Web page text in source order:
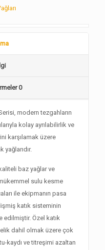
0
modern tezgahların
kolay ayrılabilirlik ve
karşılamak üzere
baz yağlar ve
sulu kesme
ile ekipmanın pasa
katık sisteminin
edilmiştir. Özel katık
dahil olmak üzere çok
kaydı ve titreşimi azaltan